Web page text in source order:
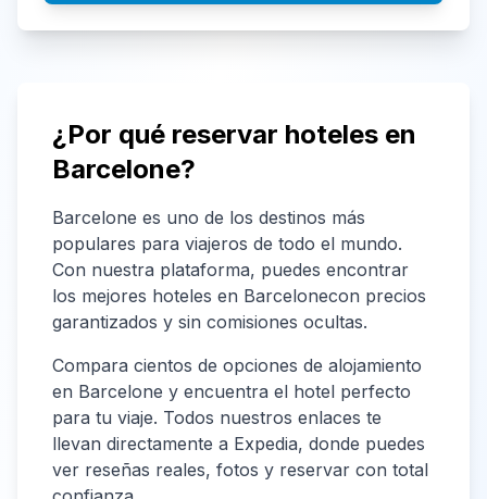
¿Por qué reservar hoteles en
Barcelone?
Barcelone es uno de los destinos más
populares para viajeros de todo el mundo.
Con nuestra plataforma, puedes encontrar
los mejores hoteles en Barcelonecon precios
garantizados y sin comisiones ocultas.
Compara cientos de opciones de alojamiento
en Barcelone y encuentra el hotel perfecto
para tu viaje. Todos nuestros enlaces te
llevan directamente a Expedia, donde puedes
ver reseñas reales, fotos y reservar con total